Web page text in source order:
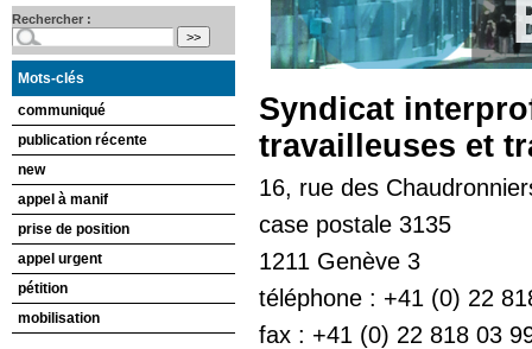
Syndicat
travailleuses et
16, rue des
case postale 3135
1211 Genève 3
téléphone : +41 (0) 22
fax : +41 (0) 22 818 03
Rechercher :
Mots-clés
communiqué
publication récente
new
appel à manif
prise de position
appel urgent
pétition
mobilisation